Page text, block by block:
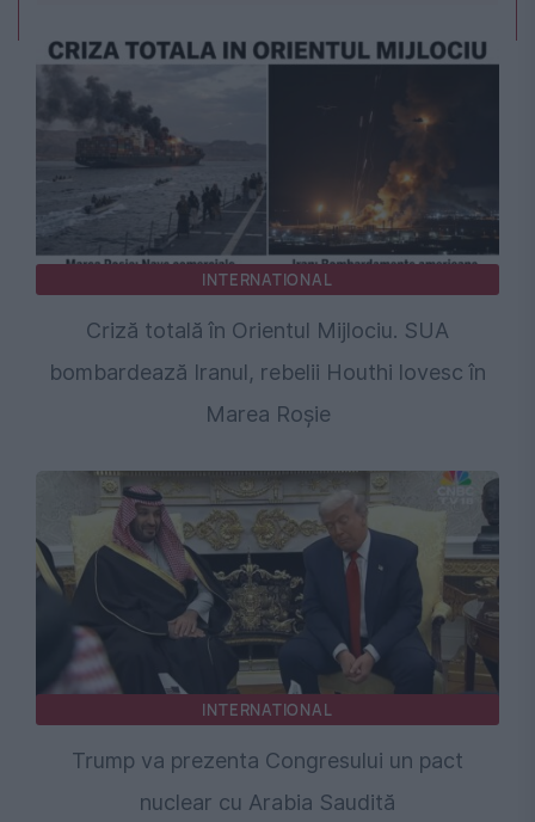
INTERNATIONAL
Criză totală în Orientul Mijlociu. SUA
bombardează Iranul, rebelii Houthi lovesc în
Marea Roșie
INTERNATIONAL
Trump va prezenta Congresului un pact
nuclear cu Arabia Saudită